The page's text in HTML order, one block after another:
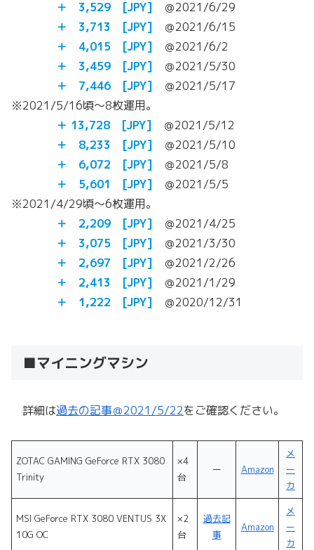
＋ 3,529 [JPY] ＠2021/6/29
＋ 3,713 [JPY] ＠2021/6/15
＋ 4,015 [JPY] ＠2021/6/2
＋ 3,459 [JPY] ＠2021/5/30
＋
7,446 [JPY] ＠2021/5/17
※2021/5/16頃～8枚運用。
＋ 13,728 [JPY] ＠2021/5/12
＋ 8,233 [JPY] ＠2021/5/10
＋ 6,072 [JPY] ＠2021/5/8
＋ 5,601 [JPY] ＠2021/5/5
※2021/4/29頃～6枚運用。
＋ 2,209 [JPY] ＠2021/4/25
＋ 3,075 [JPY] ＠2021/3/30
＋ 2,697 [JPY] ＠2021/2/26
＋ 2,413 [JPY] ＠2021/1/29
＋ 1,222 [JPY] ＠2020/12/31
■マイニングマシン
詳細は過去の記事＠2021/5/22をご確認ください。
ZOTAC GAMING GeForce RTX 3080
Trinity
×4
台
ー Amazon
メ
ー
カ
MSI GeForce RTX 3080 VENTUS 3X
10G OC
×2
台
過去記
事
Amazon
メ
ー
カ